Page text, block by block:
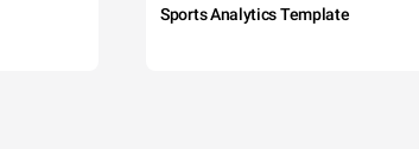
Sports Analytics Template